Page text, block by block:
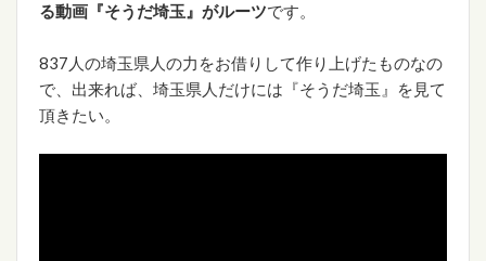
る動画『そうだ埼玉』がルーツです。
837人の埼玉県人の力をお借りして作り上げたものなの
で、出来れば、埼玉県人だけには『そうだ埼玉』を見て
頂きたい。